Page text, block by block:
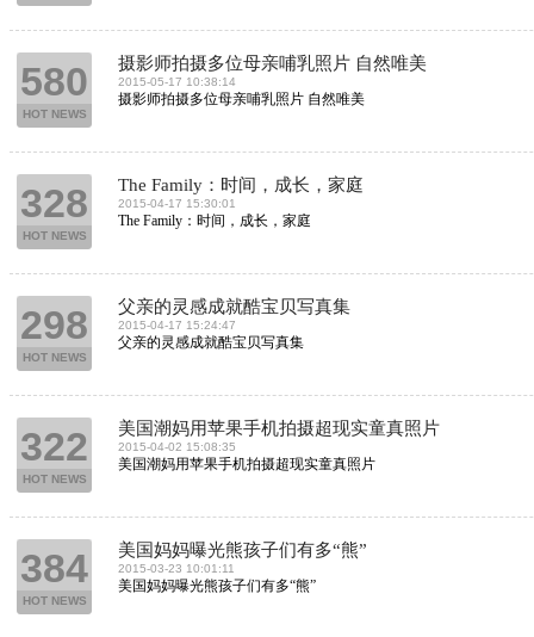
580
HOT NEWS
摄影师拍摄多位母亲哺乳照片 自然唯美
2015-05-17 10:38:14
摄影师拍摄多位母亲哺乳照片 自然唯美
328
HOT NEWS
The Family：时间，成长，家庭
2015-04-17 15:30:01
The Family：时间，成长，家庭
298
HOT NEWS
父亲的灵感成就酷宝贝写真集
2015-04-17 15:24:47
父亲的灵感成就酷宝贝写真集
322
HOT NEWS
美国潮妈用苹果手机拍摄超现实童真照片
2015-04-02 15:08:35
美国潮妈用苹果手机拍摄超现实童真照片
384
HOT NEWS
美国妈妈曝光熊孩子们有多“熊”
2015-03-23 10:01:11
美国妈妈曝光熊孩子们有多“熊”